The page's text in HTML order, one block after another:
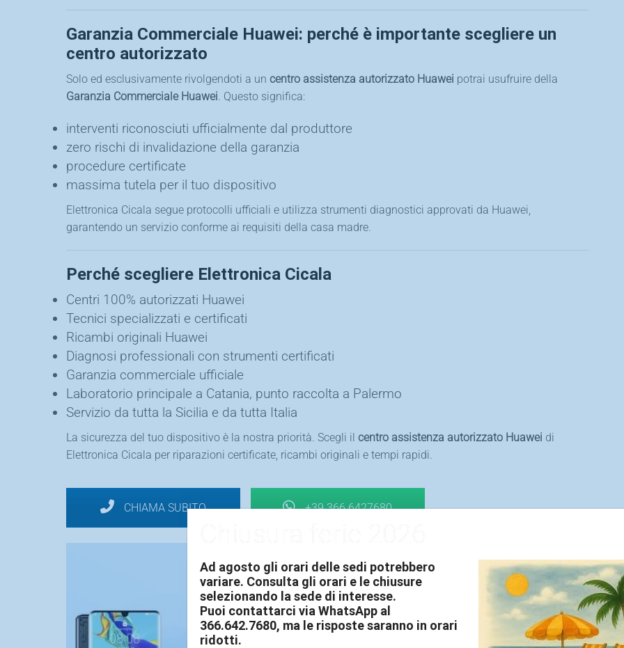
Garanzia Commerciale Huawei: perché è importante scegliere un
centro autorizzato
Solo ed esclusivamente rivolgendoti a un centro assistenza autorizzato Huawei potrai usufruire della
Garanzia Commerciale Huawei . Questo significa:
interventi riconosciuti ufficialmente dal produttore
zero rischi di invalidazione della garanzia
procedure certificate
massima tutela per il tuo dispositivo
Elettronica Cicala segue protocolli ufficiali e utilizza strumenti diagnostici approvati da Huawei,
garantendo un servizio conforme ai requisiti della casa madre.
Perché scegliere Elettronica Cicala
Centri 100% autorizzati Huawei
Tecnici specializzati e certificati
Ricambi originali Huawei
Diagnosi professionali con strumenti certificati
Garanzia commerciale ufficiale
Laboratorio principale a Catania, punto raccolta a Palermo
Servizio da tutta la Sicilia e da tutta Italia
La sicurezza del tuo dispositivo è la nostra priorità. Scegli il centro assistenza autorizzato Huawei di
Elettronica Cicala per riparazioni certificate, ricambi originali e tempi rapidi.
CHIAMA SUBITO +39 366 6427680
Ad agosto gli orari delle sedi potrebbero
variare. Consulta gli orari e le chiusure
selezionando la sede di interesse.
Puoi contattarci via WhatsApp al
366.642.7680, ma le risposte saranno in orari
ridotti.